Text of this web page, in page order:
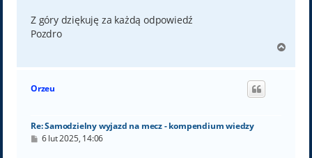
Z góry dziękuję za każdą odpowiedź
Pozdro
g
Orzeu
Re: Samodzielny wyjazd na mecz - kompendium wiedzy
P6 lut 2025, 14:06